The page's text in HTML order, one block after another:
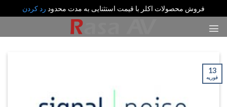
فروش محصولات اکلر با قیمت استثنایی به مدت محدود رد کردن
13
فوریه